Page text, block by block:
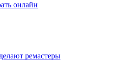
онлайн
ремастеры